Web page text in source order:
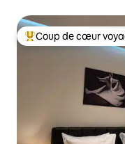
Coups de cœur
Coup de cœur